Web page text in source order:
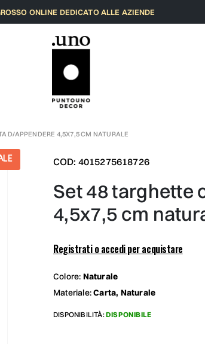
ONLINE DEDICATO ALLE AZIENDE
D/APPENDERE 4,5X7,5 CM NATURALE
COD: 4015275618726
set 48 targhette carta d/appendere
4,5x7,5 cm
Registrati o accedi per acquistare
Colore: Naturale
Materiale:Carta, Naturale
DISPONIBILITÀ:DISPONIBILE